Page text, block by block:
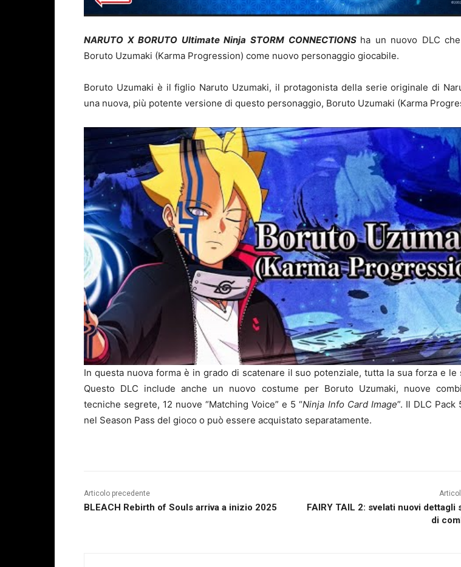
NARUTO X BORUTO Ultimate Ninja STORM CONNECTIONS ha un nuovo DLC
Boruto Uzumaki (Karma Progression) come nuovo personaggio giocabile.
Boruto Uzumaki è il figlio Naruto Uzumaki, il protagonista della serie originale di
una nuova, più potente versione di questo personaggio, Boruto Uzumaki (Karma
In questa nuova forma è in grado di scatenare il suo potenziale, tutta la sua forza e le
Questo DLC include anche un nuovo costume per Boruto Uzumaki, nuove
tecniche segrete, 12 nuove “Matching Voice” e 5 “Ninja Info Card Image”. Il DLC Pack
nel Season Pass del gioco o può essere acquistato separatamente.
Articolo precedente
BLEACH Rebirth of Souls arriva a inizio 2025
FAIRY TAIL 2: svelati nuovi dettagli
di